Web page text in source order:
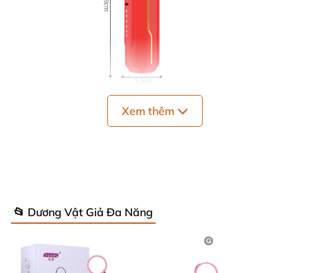
Giá sỉ Dương vật giả Jiuai có nhánh 10 chế độ rung thụt tự động
Xem thêm
📂 Dương Vật Giả Đa Năng